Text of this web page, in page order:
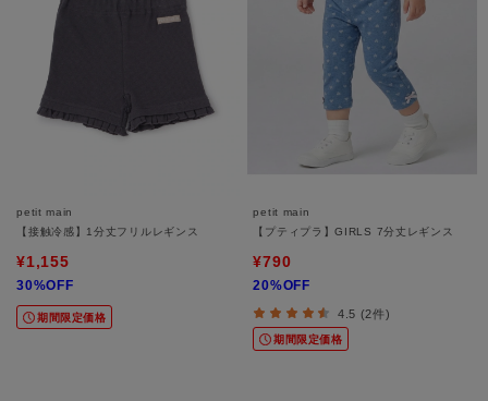
petit main
【接触冷感】1分丈フリルレギンス
¥1,155
30%OFF
期間限定価格
petit main
【プティプラ】GIRLS 7分丈レギンス
¥790
20%OFF
4.5 (2件)
期間限定価格